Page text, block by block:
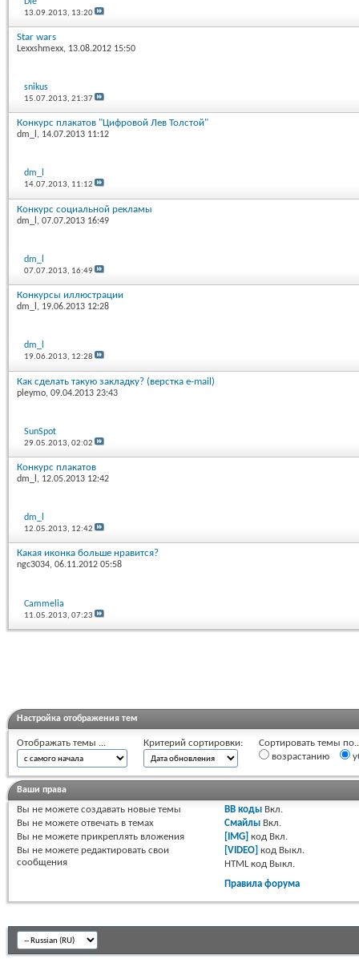
13.09.2013, 13:20
Star wars
Lexxshmexx, 13.08.2012 15:50
snikus
15.07.2013,21:37
Конкурс плакатов "Цифровой Лев Толстой"
dm_l , 14.07.2013 11:12
dm_l
14.07.2013, 11:12
Конкурс социальной рекламы
dm_l , 07.07.2013 16:49
dm_l
07.07.2013, 16:49
Конкурсы иллюстрации
dm_l , 19.06.2013 12:28
dm_l
19.06.2013, 12:28
Как сделать такую закладку? (верстка e-mail)
pleymo, 09.04.2013 23:43
SunSpot
29.05.2013,02:02
Конкурс плакатов
dm_l , 12.05.2013 12:42
dm_l
12.05.2013, 12:42
Какая иконка больше нравится?
ngc3034, 06.11.2012 05:58
Cammelia
11.05.2013,07:23
Настройка отображения тем
Отображать темы ... Критерий сортировки:
Сортировать темы
возрастанию
Ваши права
Вы не можете создавать новые темы
Вы не можете отвечать в темах
Вы не можете прикреплять вложения
Вы не можете редактировать свои
сообщения
BB коды Вкл.
Смайлы Вкл.
[IMG] код Вкл.
[VIDEO] код Выкл.
HTML код Выкл.
Правила форума